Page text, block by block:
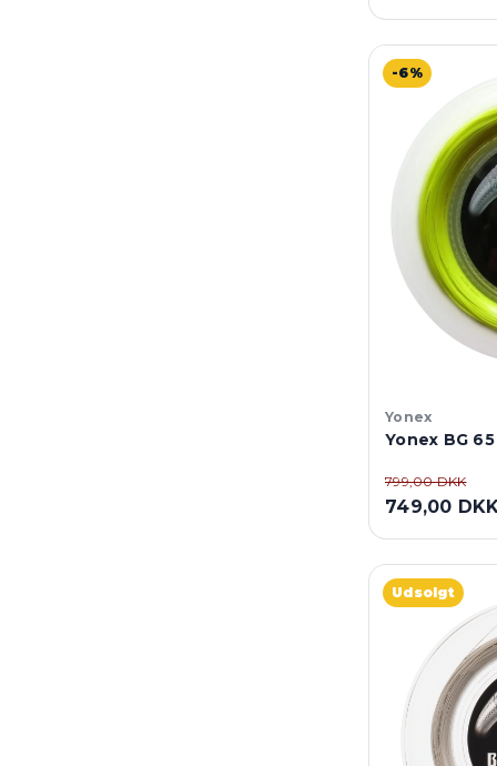
-6%
Yonex
Yonex BG
799,00 DKK
749,00
Udsolgt